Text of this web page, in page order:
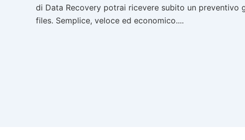
di Data Recovery potrai ricevere subito un
files. Semplice, veloce ed economico....